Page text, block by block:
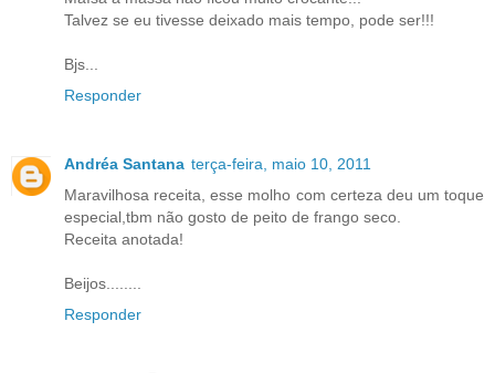
Talvez se eu tivesse deixado mais tempo, pode ser!!!
Bjs...
Responder
Andréa Santana terça-feira, maio 10, 2011
Maravilhosa receita, esse molho com certeza deu um toque
especial,tbm não gosto de peito de frango seco.
Receita anotada!
Beijos........
Responder